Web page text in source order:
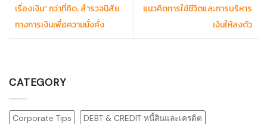
เรื่องเงิน” กว่าที่คิด: สำรวจนิสัย
ทางการเงินเพื่อความมั่งคั่ง
แนวคิดการใช้ชีวิตและการบริหาร
เงินให้ลงตัว
CATEGORY
Corporate Tips
DEBT & CREDIT หนี้สินและเครดิต